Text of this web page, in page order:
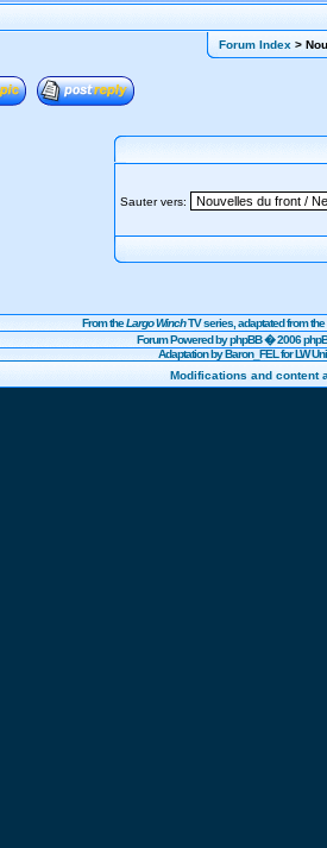
Forum Index >
Sauter vers:
From theLargo WinchTV series, adaptated from
Forum Powered byphpBB� 2006
Adaptation by Baron_FEL for LW
Modifications and content